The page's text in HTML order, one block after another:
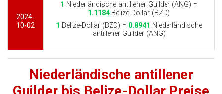
2024-
10-02
1 Niederländische antillener Guilder (ANG) =
1.1184Belize-Dollar (BZD)
1 Belize-Dollar (BZD) = 0.8941 Niederländische
antillener Guilder (ANG)
Niederländische antillener